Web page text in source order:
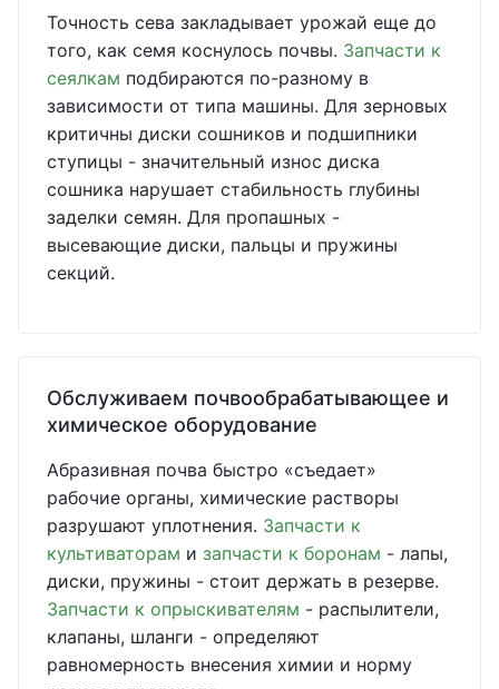
Точность сева закладывает урожай еще до
того, как семя коснулось почвы. Запчасти к
сеялкам подбираются по-разному в
зависимости от типа машины. Для зерновых
критичны диски сошников и подшипники
ступицы - значительный износ диска
сошника нарушает стабильность глубины
заделки семян. Для пропашных -
высевающие диски, пальцы и пружины
секций.
Обслуживаем почвообрабатывающее и
химическое оборудование
Абразивная почва быстро «съедает»
рабочие органы, химические растворы
разрушают уплотнения. Запчасти к
культиваторам и запчасти к боронам - лапы,
диски, пружины - стоит держать в резерве.
Запчасти к опрыскивателям - распылители,
клапаны, шланги - определяют
равномерность внесения химии и норму